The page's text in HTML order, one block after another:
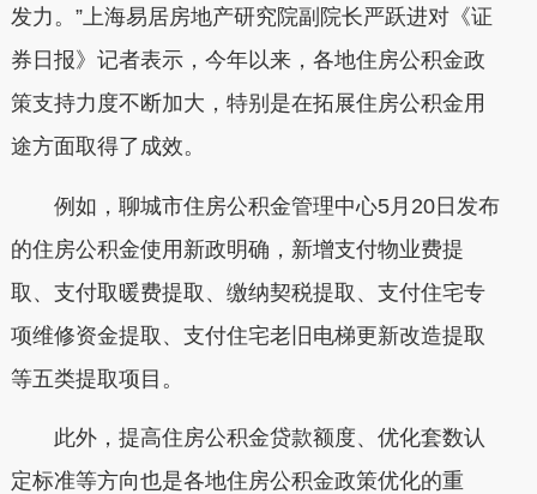
发力。”上海易居房地产研究院副院长严跃进对《证
券日报》记者表示，今年以来，各地住房公积金政
策支持力度不断加大，特别是在拓展住房公积金用
途方面取得了成效。
例如，聊城市住房公积金管理中心5月20日发布
的住房公积金使用新政明确，新增支付物业费提
取、支付取暖费提取、缴纳契税提取、支付住宅专
项维修资金提取、支付住宅老旧电梯更新改造提取
等五类提取项目。
此外，提高住房公积金贷款额度、优化套数认
定标准等方向也是各地住房公积金政策优化的重